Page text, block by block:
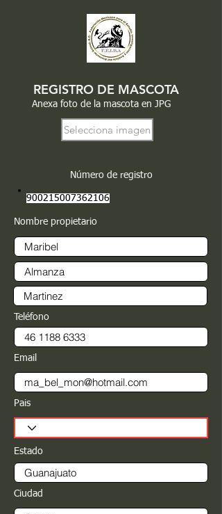
REGISTRO DE MASCOTA
Anexa foto de la mascota en JPG
Selecciona imagen
Número de registro
900215007362106
Nombre propietario
Teléfono
Email
Pais
Estado
Ciudad